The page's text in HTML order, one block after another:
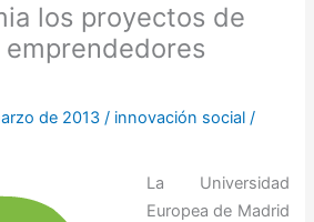
los proyectos de
de 2013/ innovación social /
La Universidad
Europea de Madrid